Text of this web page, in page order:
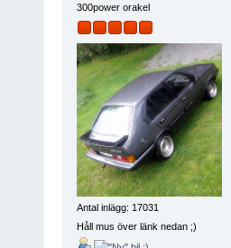
300power orakel
Antal inlägg: 17031
Håll mus över länk nedan ;)